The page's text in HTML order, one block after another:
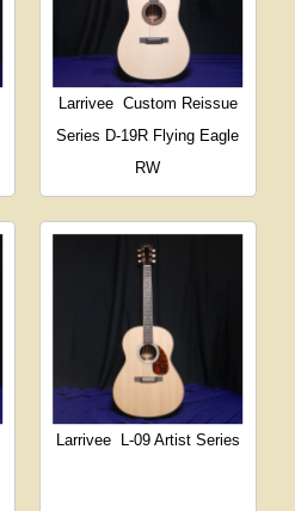
Larrivee Custom Reissue
Series D-19R Flying Eagle
RW
Larrivee L-09 Artist Series